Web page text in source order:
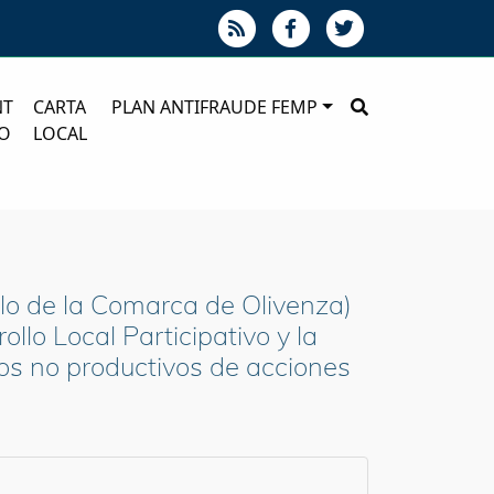
CARTA
LOCAL
PLAN ANTIFRAUDE FEMP
de la Comarca de Olivenza)
Local Participativo y la
no productivos de acciones